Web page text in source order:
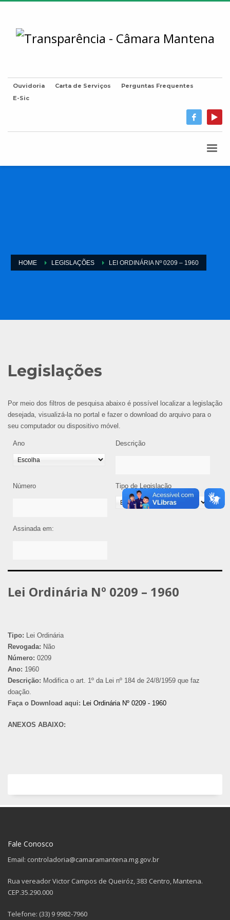
Ouvidoria Carta de Serviços
Perguntas Frequentes
E-Sic
HOME LEGISLAÇÕES LEI ORDINÁRIA Nº 0209 – 1960
Legislações
Por meio dos filtros de pesquisa abaixo é possível localizar a legislação
desejada, visualizá-la no portal e fazer o download do arquivo para o
seu computador ou dispositivo móvel.
Ano Descrição
Número Tipo de Legislação
Assinada em:
Lei Ordinária Nº 0209 – 1960
Tipo: Lei Ordinária
Revogada: Não
Número: 0209
Ano: 1960
Descrição: Modifica o art. 1º da Lei nº 184 de 24/8/1959 que faz
doação.
Faça o Download aqui: Lei Ordinária Nº 0209 - 1960
ANEXOS ABAIXO:
Fale Conosco
Email: controladoria@camaramantena.mg.gov.br
Rua vereador Victor Campos de Queiróz, 383 Centro, Mantena.
CEP.35.290.000
Telefone: (33) 9 9982-7960